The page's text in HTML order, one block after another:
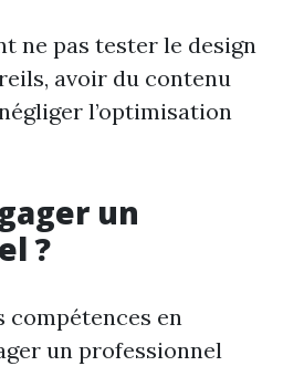
ne pas tester le design
avoir du contenu
l’optimisation
un
?
compétences en
un professionnel